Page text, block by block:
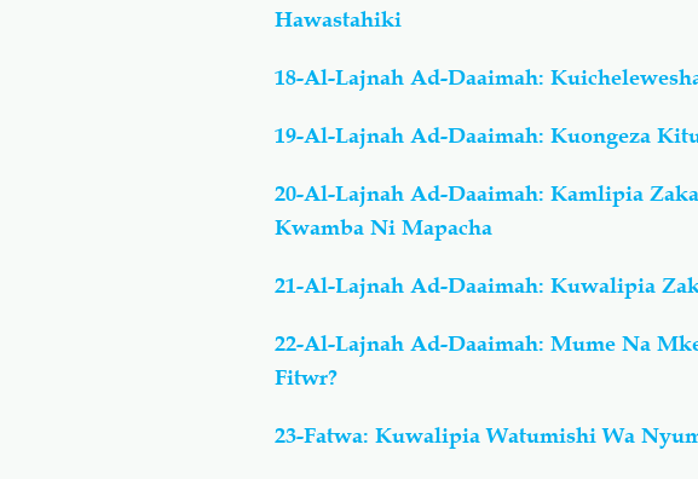
Hawastahiki
18-Al-Lajnah Ad-Daaimah:
19-Al-Lajnah Ad-Daaimah: Kuongeza
20-Al-Lajnah Ad-Daaimah: Kamlipia
Kwamba Ni Mapacha
21-Al-Lajnah Ad-Daaimah: Kuwalipia
22-Al-Lajnah Ad-Daaimah: Mume Na
Fitwr?
23-Fatwa: Kuwalipia Watumishi Wa